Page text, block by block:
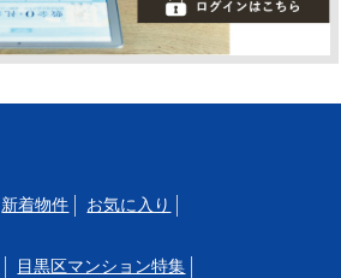
新着物件 お気に入り
目黒区マンション特集